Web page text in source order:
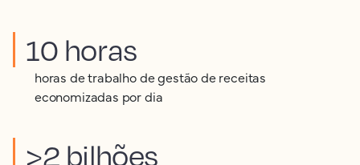
10 horas
horas de trabalho de gestão de receitas
economizadas por dia
>2 bilhões